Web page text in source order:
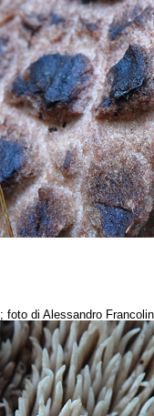
; foto di Alessandro